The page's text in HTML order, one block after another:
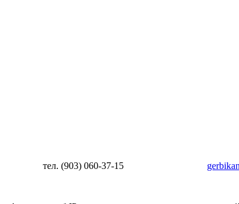
тел. (903) 060-37-15